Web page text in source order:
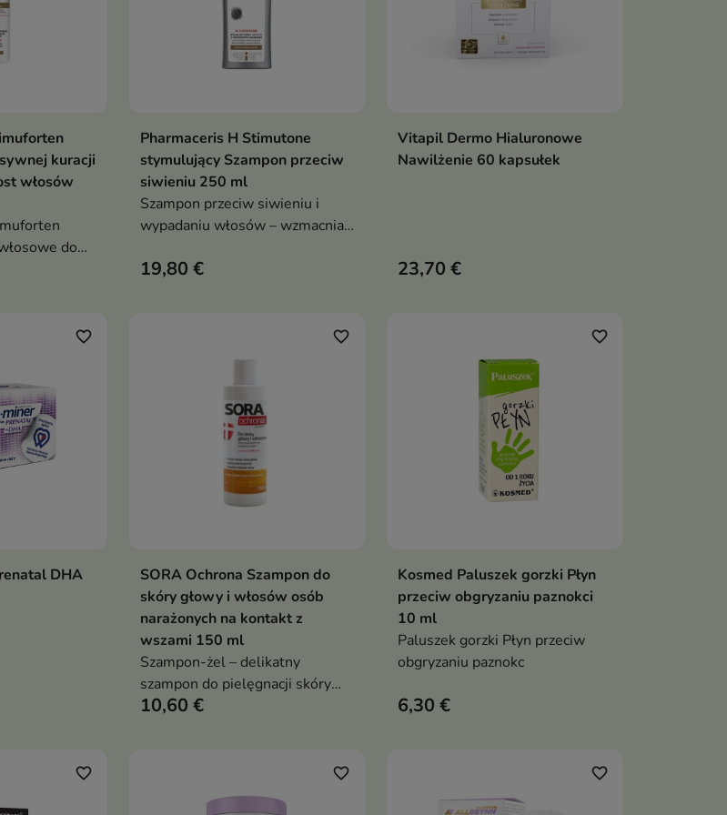
koszyka
kuracji
włosów
do
Dodaj do koszyka
Pharmaceris H Stimutone
stymulujący Szampon przeciw
siwieniu 250 ml
Szampon przeciw siwieniu i
wypadaniu włosów – wzmacnia
przywraca naturalny kolor bez
19,80 €
Dodaj do koszyka
Vitapil Dermo Hialuronowe
Nawilżenie 60 kapsułek
23,70 €
koszyka
favorite_border
DHA
Dodaj do koszyka
favorite_border
SORA Ochrona Szampon do
skóry głowy i włosów osób
narażonych na kontakt z
wszami 150 ml
Szampon-żel – delikatny
szampon do pielęgnacji skóry
głowy po kontakcie z wszami.
10,60 €
Dodaj do koszyka
favorite_border
Kosmed Paluszek gorzki Płyn
przeciw obgryzaniu paznokci
10 ml
Paluszek gorzki Płyn przeciw
obgryzaniu paznokc
6,30 €
favorite_border favorite_border favorite_border